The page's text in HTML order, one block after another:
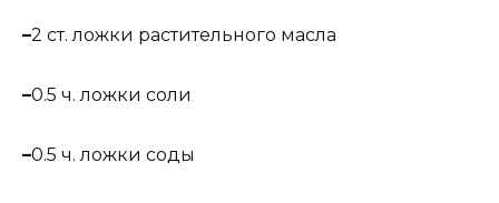
–2 ст. ложки растительного масла
–0.5 ч. ложки соли
–0.5 ч. ложки соды